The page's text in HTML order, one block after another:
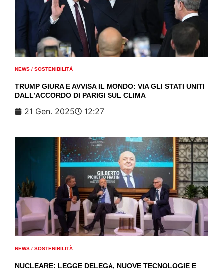
NEWS / SOSTENIBILITÀ
TRUMP GIURA E AVVISA IL MONDO: VIA GLI STATI UNITI
DALL’ACCORDO DI PARIGI SUL CLIMA
21 Gen. 2025 12:27
NEWS / SOSTENIBILITÀ
NUCLEARE: LEGGE DELEGA, NUOVE TECNOLOGIE E